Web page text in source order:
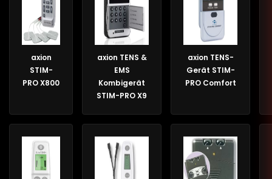
axion
STIM-
PRO X800
axion TENS &
EMS
Kombigerät
STIM-PRO X9
axion TENS-
Gerät STIM-
PRO Comfort